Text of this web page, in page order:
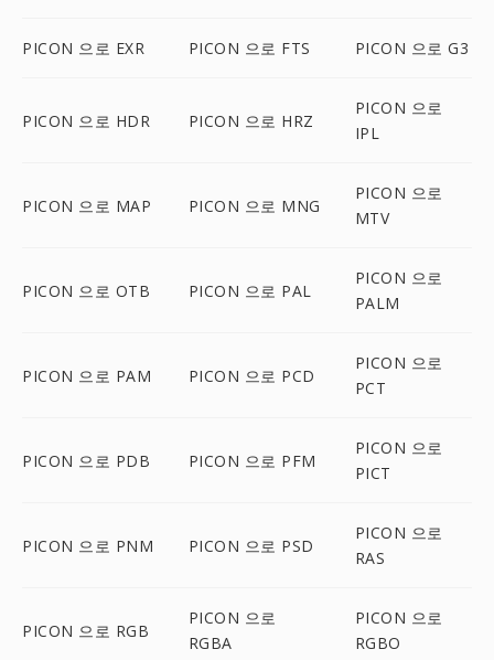
PICON 으로 EXR PICON 으로 FTS PICON 으로 G3
PICON 으로 HDR PICON 으로 HRZ
PICON 으로
IPL
PICON 으로 MAP PICON 으로 MNG
PICON 으로
MTV
PICON 으로 OTB PICON 으로 PAL
PICON 으로
PALM
PICON 으로 PAM PICON 으로 PCD
PICON 으로
PCT
PICON 으로 PDB PICON 으로 PFM
PICON 으로
PICT
PICON 으로 PNM PICON 으로 PSD
PICON 으로
RAS
PICON 으로 RGB
PICON 으로
RGBA
PICON 으로
RGBO